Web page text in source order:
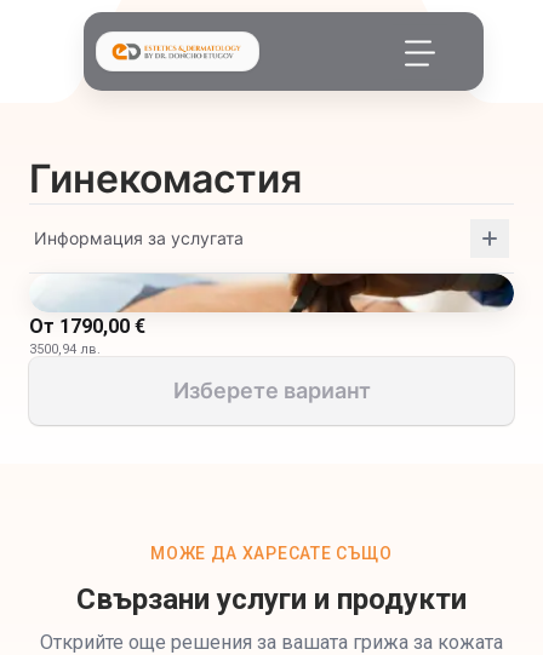
Гинекомастия
Информация за услугата
От 1790,00 €
3500,94 лв.
Изберете вариант
МОЖЕ ДА ХАРЕСАТЕ СЪЩО
Свързани услуги и продукти
Открийте още решения за вашата грижа за кожата